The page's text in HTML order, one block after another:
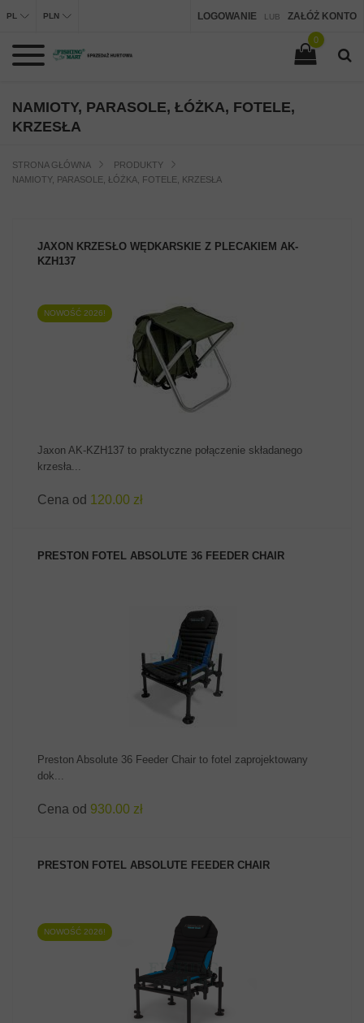
LOGOWANIE LUB ZAŁÓŻ KONTO
PL PLN
0
NAMIOTY, PARASOLE, ŁÓŻKA, FOTELE,
KRZESŁA
STRONA GŁÓWNA
PRODUKTY
NAMIOTY, PARASOLE, ŁÓŻKA, FOTELE, KRZESŁA
JAXON KRZESŁO WĘDKARSKIE Z PLECAKIEM AK-
KZH137
NOWOŚĆ 2026!
ZOBACZ PRODUKT
Jaxon AK-KZH137 to praktyczne połączenie składanego
krzesła...
Cena od 120.00 zł
PRESTON FOTEL ABSOLUTE 36 FEEDER CHAIR
ZOBACZ PRODUKT
Preston Absolute 36 Feeder Chair to fotel zaprojektowany
dok...
Cena od 930.00 zł
PRESTON FOTEL ABSOLUTE FEEDER CHAIR
NOWOŚĆ 2026!
ZOBACZ PRODUKT